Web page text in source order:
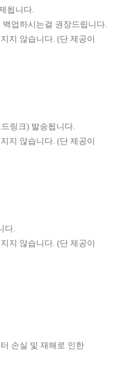
됩니다.
업하시는걸 권장드립니다.
지 않습니다. (단 제공이
링크) 발송됩니다.
지 않습니다. (단 제공이
다.
지 않습니다. (단 제공이
손실 및 재해로 인한